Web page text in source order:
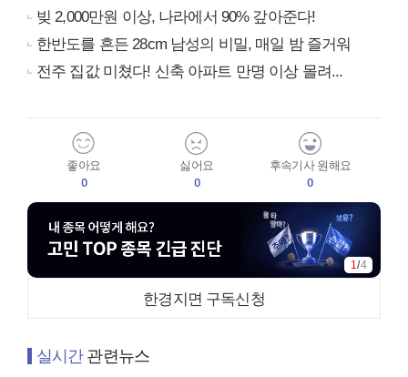
빚 2,000만원 이상, 나라에서 90% 갚아준다!
한반도를 흔든 28cm 남성의 비밀, 매일 밤 즐거워
전주 집값 미쳤다! 신축 아파트 만명 이상 몰려...
좋아요
0
싫어요
0
후속기사 원해요
0
1/4
한경지면 구독신청
실시간관련뉴스